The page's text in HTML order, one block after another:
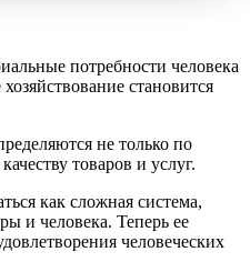
потребности человека
становится
не только по
товаров и услуг.
как сложная система,
и человека. Теперь ее
человеческих